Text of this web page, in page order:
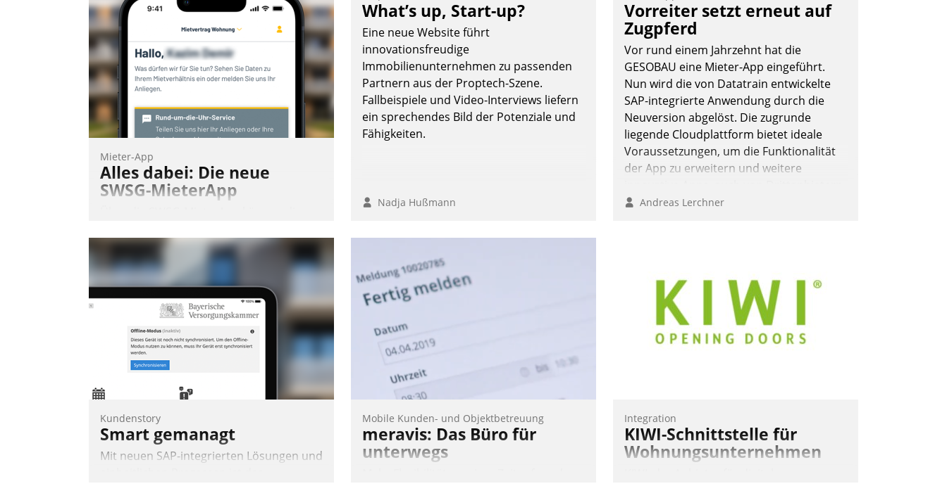
innovative Cloud-Strategien und -
Lösungen mit hohem Zukunftspotenzial.
Andreas Lerchner
Software ist es nicht getan. Die
Digitalisierung erfordert von
Unternehmen die Bereitschaft, sich zu
überprüfen, zu hinterfragen und zu
verändern.
Mieter-App
Alles dabei: Die neue
SWSG-MieterApp
Wohnungsunternehmen kommunizieren,
auf dem Laufenden bleiben, Daten
einsehen und ändern oder
Schadensmeldungen abgeben – rund um
Andreas Lerchner
What’s up, Start-up?
Eine neue Website führt
innovationsfreudige
Immobilienunternehmen zu passenden
Partnern aus der Proptech-Szene.
Fallbeispiele und Video-Interviews liefern
ein sprechendes Bild der Potenziale und
Fähigkeiten.
Nadja Hußmann
Vorreiter setzt erneut auf
Zugpferd
Vor rund einem Jahrzehnt hat die
GESOBAU eine Mieter-App eingeführt.
Nun wird die von Datatrain entwickelte
SAP-integrierte Anwendung durch die
Neuversion abgelöst. Die zugrunde
liegende Cloudplattform bietet ideale
Voraussetzungen, um die Funktionalität
der App zu erweitern und weitere
in SAP zu integrieren.
Andreas Lerchner
Kundenstory
Smart gemanagt
Mit neuen SAP-integrierten Lösungen und
Mobile Kunden- und Objektbetreuung
meravis: Das Büro für
unterwegs
Integration
KIWI-Schnittstelle für
Wohnungsunternehmen